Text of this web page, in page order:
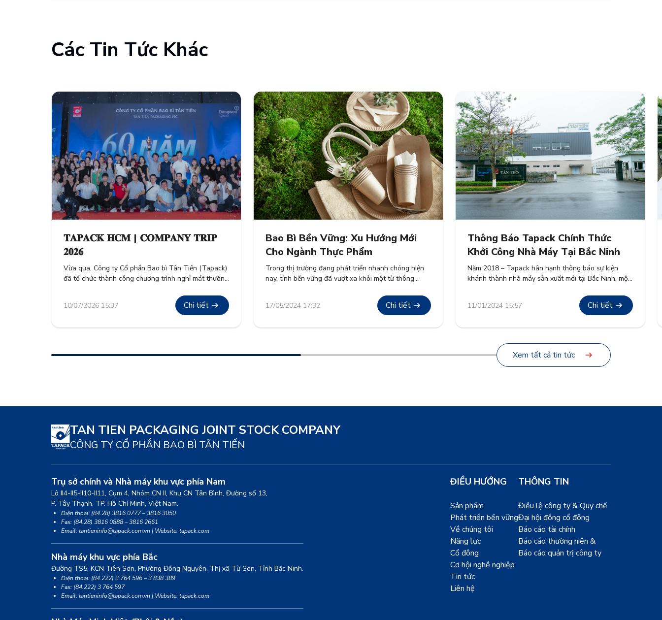
Các Tin Tức Khác
𝐓𝐀𝐏𝐀𝐂𝐊 𝐇𝐂𝐌 | 𝐂𝐎𝐌𝐏𝐀𝐍𝐘 𝐓𝐑𝐈𝐏
𝟐𝟎𝟐𝟔
Vừa qua, Công ty Cổ phần Bao bì Tân Tiến (Tapack)
đã tổ chức thành công chương trình nghỉ mát thường
nhân viên. Đây không chỉ là hoạt động tái tạo năng
lượng sau những giờ lao động hăng say, mà còn là
10/07/2026 15:37 Chi tiết
Bao Bì Bền Vững: Xu Hướng Mới
Cho Ngành Thực Phẩm
Trong thị trường đang phát triển nhanh chóng hiện
nay, tính bền vững đã vượt xa khỏi một từ thông
nghiệp. Ngành thực phẩm, một trong những nguồn
thải lớn toàn cầu, đang chứng kiến sự chuyển dịch
17/05/2024 17:32 Chi tiết
Thông Báo Tapack Chính Thức
Khởi Công Nhà Máy Tại Bắc Ninh
Năm 2018 – Tapack hân hạnh thông báo sự kiện
khánh thành nhà máy sản xuất mới tại Bắc Ninh, một
dự án khởi công vào năm 2017 và tiếp tục cam kết
phát triển bền vững tại khu vực.
11/01/2024 15:57 Chi tiết
Xem tất cả tin tức
TAN TIEN PACKAGING JOINT STOCK COMPANY
CÔNG TY CỔ PHẦN BAO BÌ TÂN TIẾN
Trụ sở chính và Nhà máy khu vực phía Nam
Lô II4-II5-II10-II11, Cụm 4, Nhóm CN II, Khu CN Tân Bình, Đường số 13,
P. Tây Thạnh, TP. Hồ Chí Minh, Việt Nam.
Điện thoại: (84.28) 3816 0777 – 3816 3050
Fax: (84.28) 3816 0888 – 3816 2661
Email: tantieninfo@tapack.com.vn | Website: tapack.com
Nhà máy khu vực phía Bắc
Đường TS5, KCN Tiên Sơn, Phường Đồng Nguyên, Thị xã Từ Sơn, Tỉnh Bắc Ninh.
Điện thoại: (84.222) 3 764 596 – 3 838 389
Fax: (84.222) 3 764 597
Email: tantieninfo@tapack.com.vn | Website: tapack.com
ĐIỀU HƯỚNG
Sản phẩm
Phát triển bền vững
Về chúng tôi
Năng lực
Cổ đông
Cơ hội nghề nghiệp
Tin tức
Liên hệ
THÔNG TIN
Điều lệ công ty & Quy chế
Đại hội đồng cổ đông
Báo cáo tài chính
Báo cáo thường niên &
Báo cáo quản trị công ty